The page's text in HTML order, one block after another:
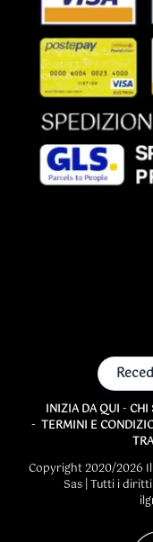
INIZIA DA QUI - CHI
- TERMINI E
Copyright 2020/2026
Sas | Tutti i